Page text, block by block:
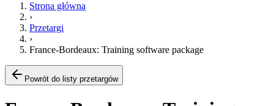
Strona główna
›
Przetargi
›
France-Bordeaux: Training software package
Powrót do listy przetargów